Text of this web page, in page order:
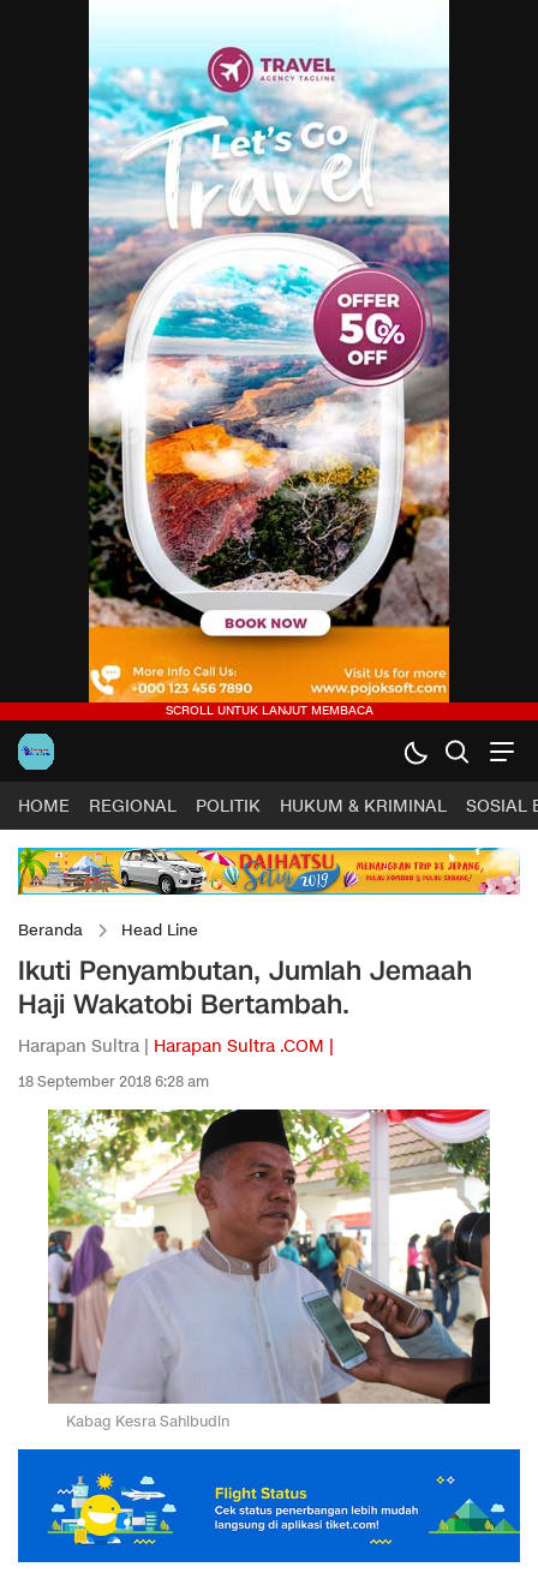
HOME REGIONAL POLITIK HUKUM & KRIMINAL SOSIAL
Beranda Head Line
Ikuti Penyambutan, Jumlah Jemaah
Haji Wakatobi Bertambah.
Harapan Sultra | Harapan Sultra .COM |
18 September 2018 6:28 am
Kabag Kesra Sahibudin